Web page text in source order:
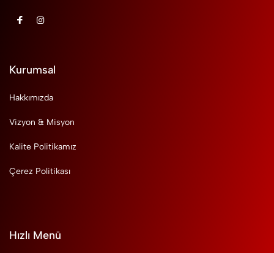
Kurumsal
Hakkımızda
Vizyon & Misyon
Kalite Politikamız
Çerez Politikası
Hızlı Menü